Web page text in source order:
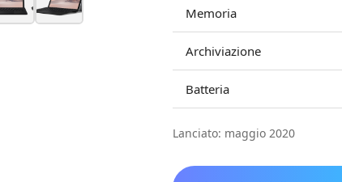
Memoria
Archiviazione
Batteria
Lanciato: maggio 2020